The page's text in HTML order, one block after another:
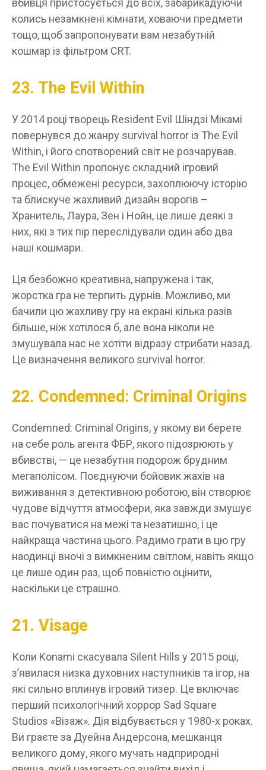
вбивця пристосується до всіх, забарикадуючи
колись незамкнені кімнати, ховаючи предмети
тощо, щоб запропонувати вам незабутній
кошмар із фільтром CRT.
23. The Evil Within
У 2014 році творець Resident Evil Шіндзі Мікамі
повернувся до жанру survival horror із The Evil
Within, і його спотворений світ не розчарував.
The Evil Within пропонує складний ігровий
процес, обмежені ресурси, захоплюючу історію
та блискуче жахливий дизайн ворогів –
Хранитель, Лаура, Зен і Нойн, це лише деякі з
них, які з тих пір переслідували один або два
наші кошмари.
Ця безбожно креативна, напружена і так,
жорстка гра не терпить дурнів. Можливо, ми
бачили цю жахливу гру на екрані кілька разів
більше, ніж хотілося б, але вона ніколи не
змушувала нас не хотіти відразу стрибати назад.
Це визначення великого survival horror.
22. Condemned: Criminal Origins
Condemned: Criminal Origins, у якому ви берете
на себе роль агента ФБР, якого підозрюють у
вбивстві, — це незабутня подорож брудним
мегаполісом. Поєднуючи бойовик жахів на
виживання з детективною роботою, він створює
чудове відчуття атмосфери, яка завжди змушує
вас почуватися на межі та незатишно, і це
найкраща частина цього. Радимо грати в цю гру
наодинці вночі з вимкненим світлом, навіть якщо
це лише один раз, щоб повністю оцінити,
наскільки це страшно.
21. Visage
Коли Konami скасувала Silent Hills у 2015 році,
з’явилася низка духовних наступників та ігор, на
які сильно вплинув ігровий тизер. Це включає
перший психологічний хоррор Sad Square
Studios «Візаж». Дія відбувається у 1980-х роках.
Ви граєте за Дуейна Андерсона, мешканця
великого дому, якого мучать надприродні